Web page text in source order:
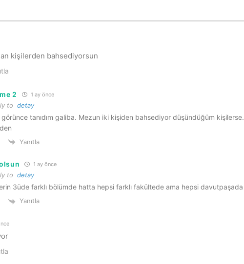
kişilerden bahsediyorsun
2 1 ay önce
to detay
görünce tanıdım galiba. Mezun iki kişiden bahsediyor düşündüğüm kişilerse.
Yanıtla
1 ay önce
to detay
3üde farklı bölümde hatta hepsi farklı fakültede ama hepsi davutpaşada
Yanıtla